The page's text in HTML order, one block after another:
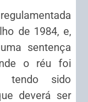
de 1984, e,
sentença
o réu foi
tendo sido
deverá ser